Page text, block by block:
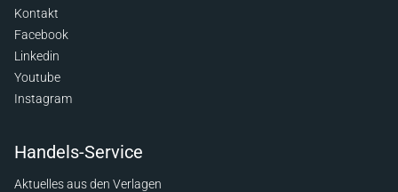
Kontakt
Facebook
Linkedin
Youtube
Instagram
Handels-Service
Aktuelles aus den Verlagen